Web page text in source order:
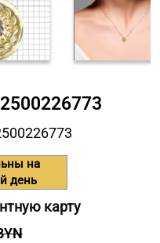
на
день
карту